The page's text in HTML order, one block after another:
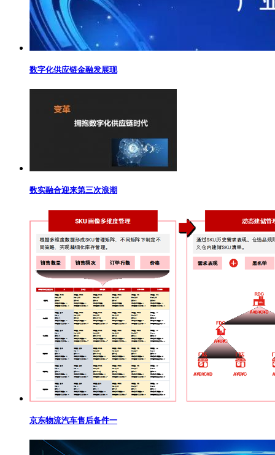
数字化供应链金融发展现
数实融合迎来第三次浪潮
京东物流汽车售后备件一